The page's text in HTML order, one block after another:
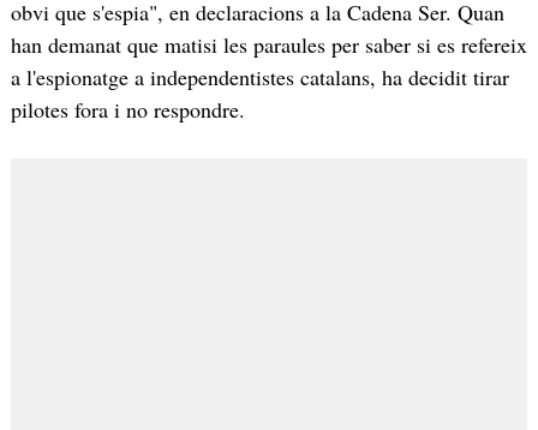
obvi que s'espia", en declaracions a la Cadena Ser. Quan
han demanat que matisi les paraules per saber si es refereix
a l'espionatge a independentistes catalans, ha decidit tirar
pilotes fora i no respondre.